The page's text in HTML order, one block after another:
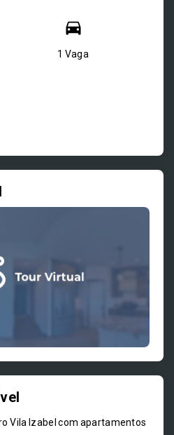
1 Vaga
Vila Izabel com apartamentos